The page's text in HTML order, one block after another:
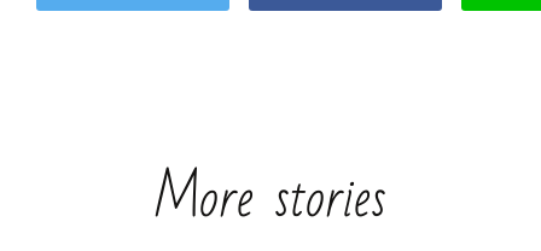
More stories